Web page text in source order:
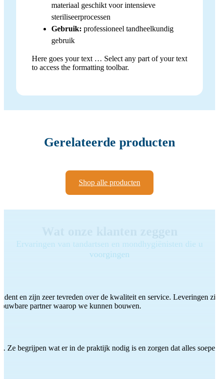
materiaal geschikt voor intensieve
steriliseerprocessen
Gebruik: professioneel tandheelkundig
gebruik
Here goes your text … Select any part of your text
to access the formatting toolbar.
Gerelateerde producten
Shop alle producten
Ervaringen van tandartsen en mondhygiënisten die u
voorgingen
en zijn zeer tevreden over de kwaliteit en service. Leveringen
partner waarop we kunnen bouwen.
Ze begrijpen wat er in de praktijk nodig is en zorgen dat alles